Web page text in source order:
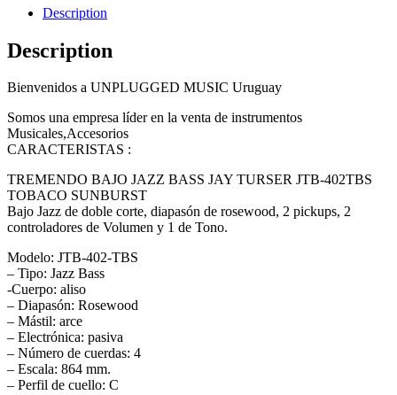
Description
Description
Bienvenidos a UNPLUGGED MUSIC Uruguay
Somos una empresa líder en la venta de instrumentos
Musicales,Accesorios
CARACTERISTAS :
TREMENDO BAJO JAZZ BASS JAY TURSER JTB-402TBS
TOBACO SUNBURST
Bajo Jazz de doble corte, diapasón de rosewood, 2 pickups, 2
controladores de Volumen y 1 de Tono.
Modelo: JTB-402-TBS
– Tipo: Jazz Bass
-Cuerpo: aliso
– Diapasón: Rosewood
– Mástil: arce
– Electrónica: pasiva
– Número de cuerdas: 4
– Escala: 864 mm.
– Perfil de cuello: C